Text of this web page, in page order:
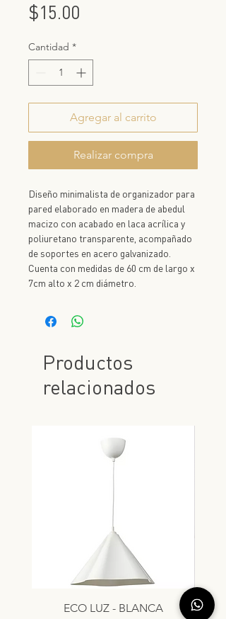
$15.00
Cantidad *
Agregar al carrito
Realizar compra
Diseño minimalista de organizador para
pared elaborado en madera de abedul
macizo con acabado en laca acrílica y
poliuretano transparente, acompañado
de soportes en acero galvanizado.
Cuenta con medidas de 60 cm de largo x
7cm alto x 2 cm diámetro.
Productos
relacionados
ECO LUZ - BLANCA